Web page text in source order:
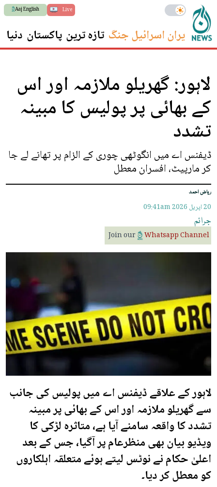
Live
Aaj English
ایران اسرائیل جنگ تازہ ترین پاکستان دنیا
لاہور: گھریلو ملازمہ اور اس
کے بھائی پر پولیس کا مبینہ
تشدد
ڈیفنس اے میں انگوٹھی چوری کے الزام پر تھانے لے جا
کر مارپیٹ، افسران معطل
ریاض احمد
20 اپريل 2026 09:41am
جرائم
Join our Whatsapp Channel
لاہور کے علاقے ڈیفنس اے میں پولیس کی جانب
سے گھریلو ملازمہ اور اس کے بھائی پر مبینہ
تشدد کا واقعہ سامنے آیا ہے، متاثرہ لڑکی کا
ویڈیو بیان بھی منظرعام پر آگیا، جس کے بعد
اعلیٰ حکام نے نوٹس لیتے ہوئے متعلقہ اہلکاروں
کو معطل کر دیا۔